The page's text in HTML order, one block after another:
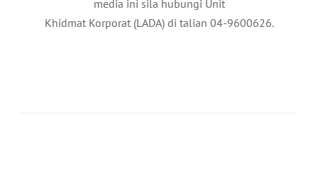
media ini sila hubungi Unit
Khidmat Korporat (LADA) di talian 04-9600626.